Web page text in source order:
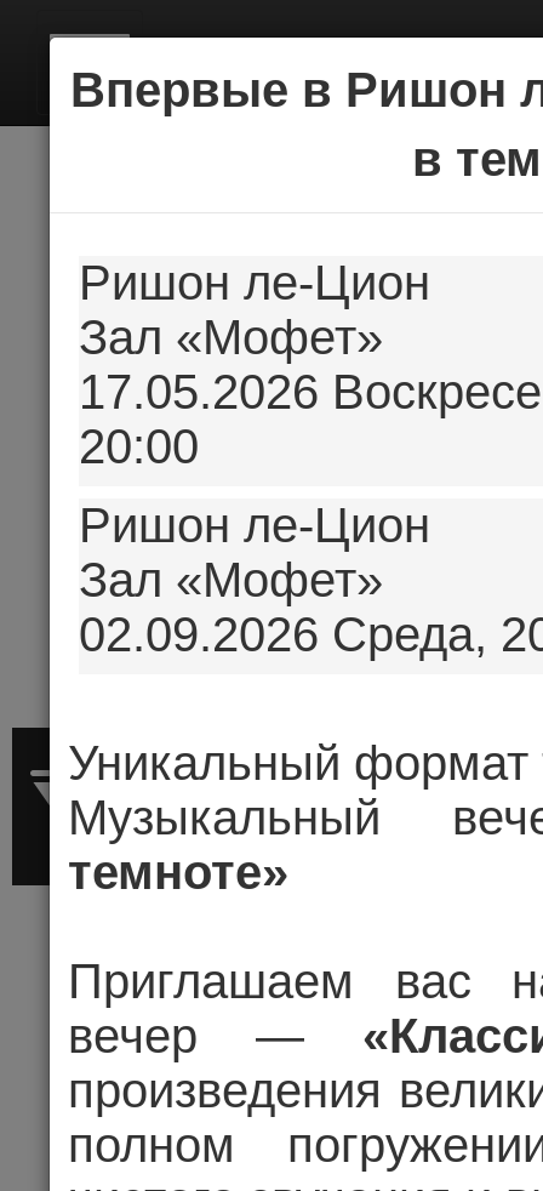
«Где
Впервые в Ришон
в
Ришон ле-Цион
Зал «Мофет»
17.05.2026
20:00
Ришон ле-Цион
Зал «Мофет»
02.09.2026 Среда,
Уникальный формат
Музыкальный
темноте»
Приглашаем вас
вечер —
произведения
полном